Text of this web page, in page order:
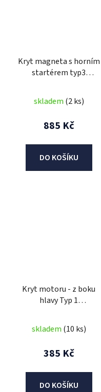
Kryt magneta s horním
startérem typ3
skladem (2 ks)
885 Kč
DO KOŠÍKU
Kryt motoru - z boku
hlavy Typ 1
skladem (10 ks)
385 Kč
DO KOŠÍKU